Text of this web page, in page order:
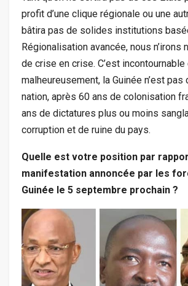
profit d’une clique régionale ou une
bâtira pas de solides institutions
Régionalisation avancée, nous n’irons
de crise en crise. C’est incontournable
malheureusement, la Guinée n’est pas
nation, après 60 ans de colonisation
ans de dictatures plus ou moins
corruption et de ruine du pays.
Quelle est votre position par
manifestation annoncée par les
Guinée le 5 septembre prochain ?